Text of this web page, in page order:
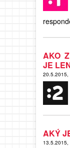
AKO
JE
20.5.2015,
AKÝ
13.5.2015,